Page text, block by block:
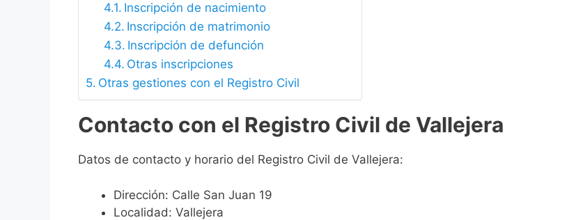
Inscripción de nacimiento
Inscripción de matrimonio
Inscripción de defunción
Otras inscripciones
Otras gestiones con el Registro Civil
Contacto con el Registro Civil de Vallejera
Datos de contacto y horario del Registro Civil de Vallejera:
Dirección: Calle San Juan 19
Localidad: Vallejera